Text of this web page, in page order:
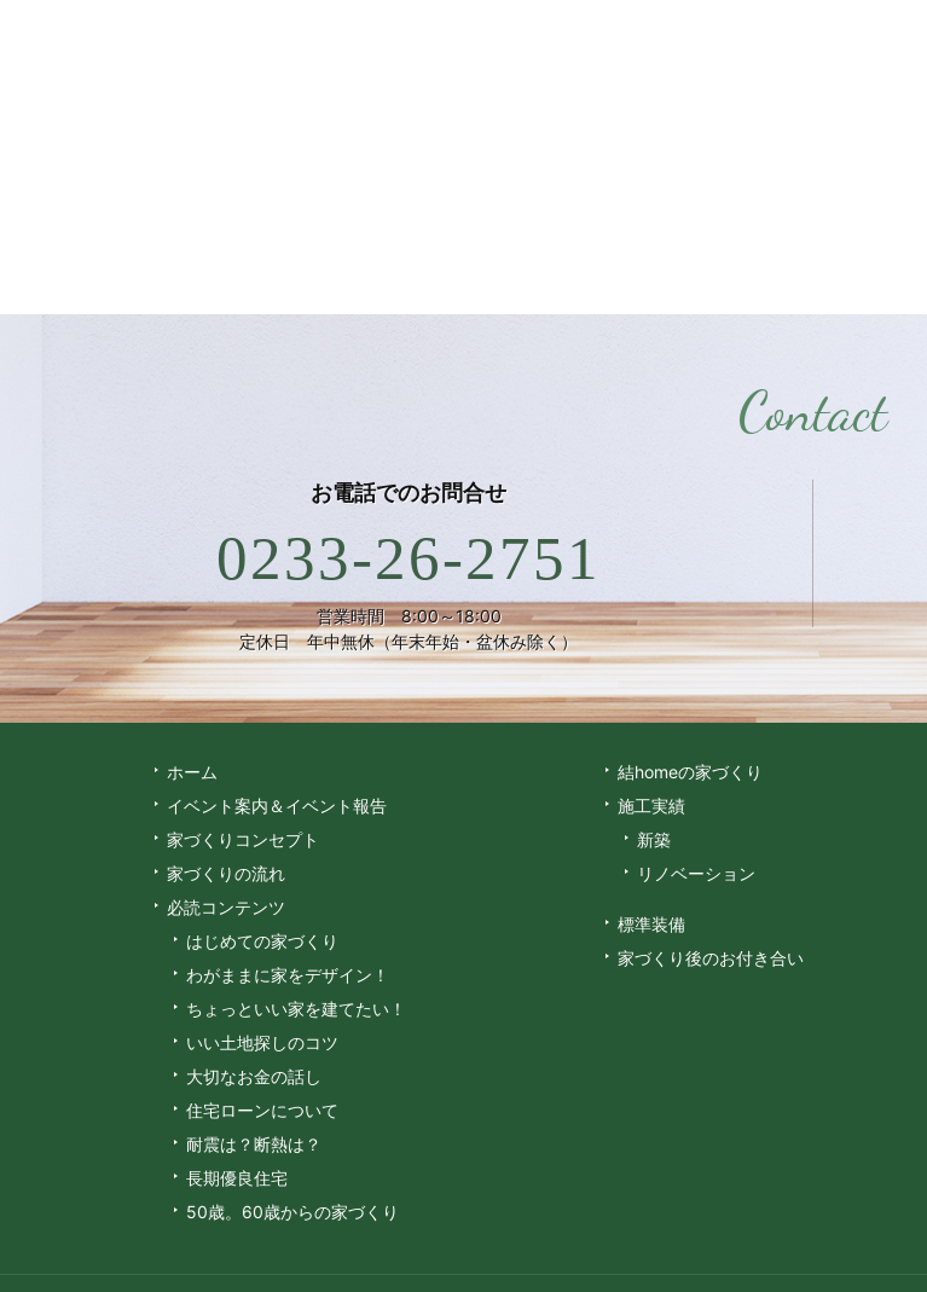
Contact
お電話でのお問合せ
0233-26-2751
営業時間 8:00～18:00
定休日 年中無休（年末年始・盆休み除く）
ホーム
イベント案内＆イベント報告
家づくりコンセプト
家づくりの流れ
必読コンテンツ
はじめての家づくり
わがままに家をデザイン！
ちょっといい家を建てたい！
いい土地探しのコツ
大切なお金の話し
住宅ローンについて
耐震は？断熱は？
長期優良住宅
50歳。60歳からの家づくり
結homeの家づくり
施工実績
新築
リノベーション
標準装備
家づくり後のお付き合い